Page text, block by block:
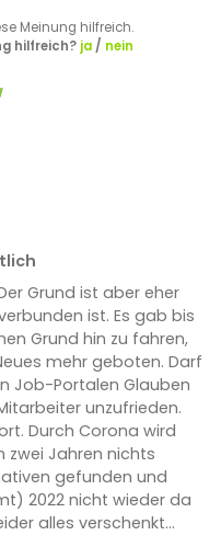
Meinung hilfreich.
hilfreich? ja/ nein
Grund ist aber eher
ist. Es gab bis
Grund hin zu fahren,
mehr geboten. Darf
Job-Portalen Glauben
unzufrieden.
Durch Corona wird
Jahren nichts
gefunden und
2022 nicht wieder da
alles verschenkt...